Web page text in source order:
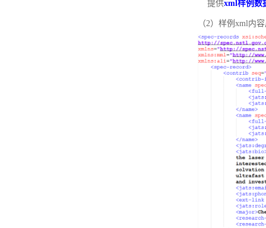
提供xml样例数
（2）样例xml内